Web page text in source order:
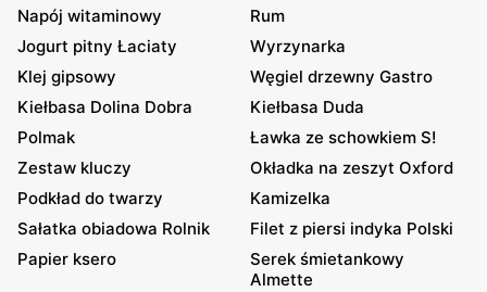
Napój witaminowy
Rum
Jogurt pitny Łaciaty
Wyrzynarka
Klej gipsowy
Węgiel drzewny Gastro
Kiełbasa Dolina Dobra
Kiełbasa Duda
Polmak
Ławka ze schowkiem S!
Zestaw kluczy
Okładka na zeszyt Oxford
Podkład do twarzy
Kamizelka
Sałatka obiadowa Rolnik
Filet z piersi indyka Polski
Papier ksero
Serek śmietankowy
Almette